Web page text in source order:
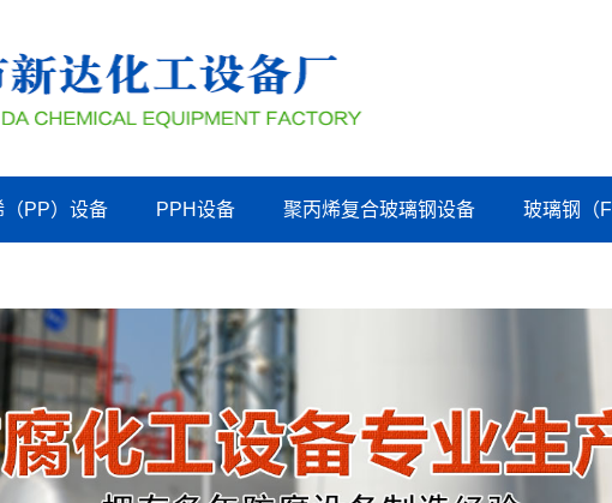
（PP）设备 PPH设备 聚丙烯复合玻璃钢设备 玻璃钢（